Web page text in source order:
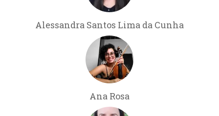
Alessandra Santos Lima da Cunha
Ana Rosa